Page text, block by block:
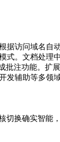
据访问域名自
式。文档处理
批注功能。扩
发辅助等多领
核切换确实智能